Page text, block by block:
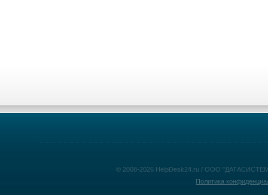
© 2008-2026 HelpDesk24.ru / ООО
Политика